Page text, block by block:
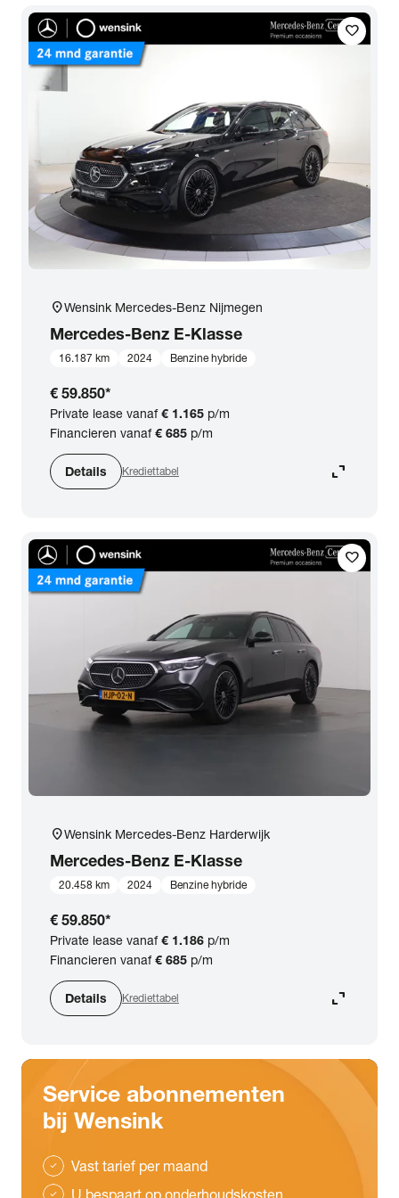
favorite
location_onWensink Mercedes-Benz Nijmegen
Mercedes-Benz E-Klasse
16.187 km 2024 Benzine hybride
€ 59.850*
Private lease vanaf€ 1.165 p/m
Financieren vanaf€ 685 p/m
Details Krediettabel expand_content
favorite
location_onWensink Mercedes-Benz Harderwijk
Mercedes-Benz E-Klasse
20.458 km 2024 Benzine hybride
€ 59.850*
Private lease vanaf€ 1.186 p/m
Financieren vanaf€ 685 p/m
Details Krediettabel expand_content
Service abonnementen
bij Wensink
check Vast tarief per maand
check U bespaart op onderhoudskosten